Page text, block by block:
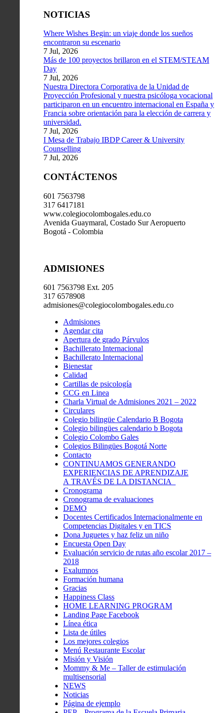
NOTICIAS
Where Wishes Begin: un viaje donde los sueños
encontraron su escenario
7 Jul, 2026
Más de 100 proyectos brillaron en el STEM/STEAM
Day
7 Jul, 2026
Nuestra Directora Corporativa de la Unidad de
Proyección Profesional y nuestra psicóloga vocacional
participaron en un encuentro internacional en España y
Francia sobre orientación para la elección de carrera y
universidad.
7 Jul, 2026
I Mesa de Trabajo IBDP Career & University
Counselling
7 Jul, 2026
CONTÁCTENOS
601 7563798
317 6417181
www.colegiocolombogales.edu.co
Avenida Guaymaral, Costado Sur Aeropuerto
Bogotá - Colombia
ADMISIONES
601 7563798 Ext. 205
317 6578908
admisiones@colegiocolombogales.edu.co
Admisiones
Agendar cita
Apertura de grado Párvulos
Bachillerato Internacional
Bachillerato Internacional
Bienestar
Calidad
Cartillas de psicología
CCG en Linea
Charla Virtual de Admisiones 2021 – 2022
Circulares
Colegio bilingüe Calendario B Bogota
Colegio bilingües calendario b Bogota
Colegio Colombo Gales
Colegios Bilingües Bogotá Norte
Contacto
CONTINUAMOS GENERANDO
EXPERIENCIAS DE APRENDIZAJE
A TRAVÉS DE LA DISTANCIA
Cronograma
Cronograma de evaluaciones
DEMO
Docentes Certificados Internacionalmente en
Competencias Digitales y en TICS
Dona Juguetes y haz feliz un niño
Encuesta Open Day
Evaluación servicio de rutas año escolar 2017 –
2018
Exalumnos
Formación humana
Gracias
Happiness Class
HOME LEARNING PROGRAM
Landing Page Facebook
Línea ética
Lista de útiles
Los mejores colegios
Menú Restaurante Escolar
Misión y Visión
Mommy & Me – Taller de estimulación
multisensorial
NEWS
Noticias
Página de ejemplo